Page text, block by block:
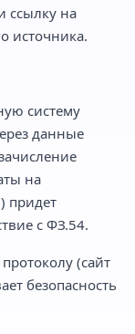
ссылку на
источника.
систему
данные
на
придет
с ФЗ.54.
(сайт
безопасность